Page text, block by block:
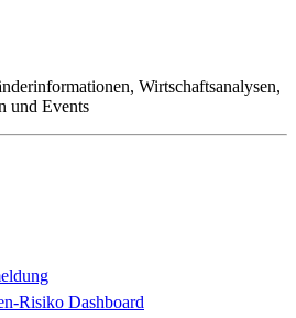
Wirtschaftsanalysen,
und Events
Risiko Dashboard